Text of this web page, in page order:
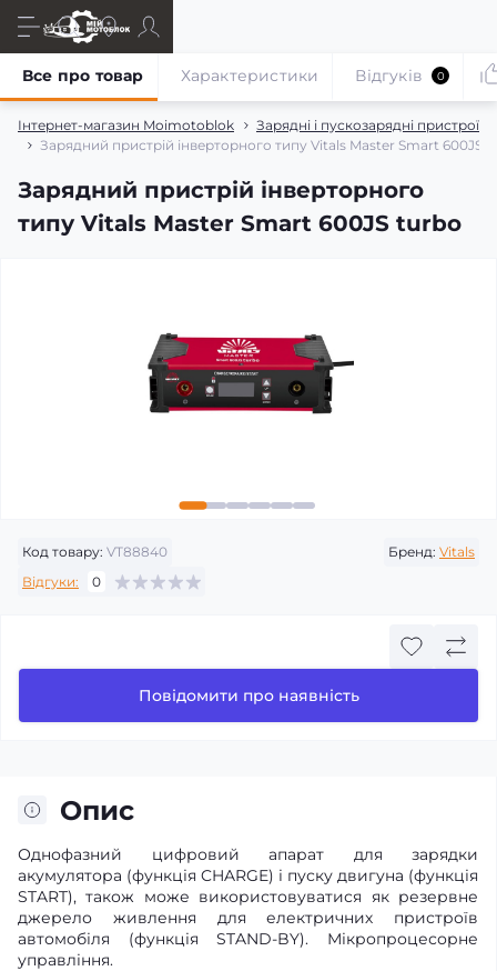
Інтернет-магазин Moimotoblok
Зарядні і пускозарядні пристрої
Зарядний пристрій інверторного типу Vitals Master Smart 600JS
Зарядний пристрій інверторного
типу Vitals Master Smart 600JS turbo
Все про товар Характеристики Відгуків 0
Код товару: VT88840 Бренд: Vitals
Відгуки:
0
Повідомити про наявність
Опис
Однофазний цифровий апарат для зарядки
акумулятора (функція CHARGE) і пуску двигуна (функція
START), також може використовуватися як резервне
джерело живлення для електричних пристроїв
автомобіля (функція STAND-BY). Мікропроцесорне
управління.